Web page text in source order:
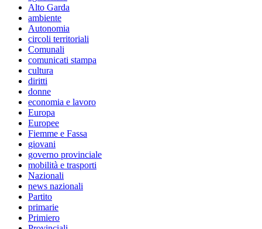
Alto Garda
ambiente
Autonomia
circoli territoriali
Comunali
comunicati stampa
cultura
diritti
donne
economia e lavoro
Europa
Europee
Fiemme e Fassa
giovani
governo provinciale
mobilità e trasporti
Nazionali
news nazionali
Partito
primarie
Primiero